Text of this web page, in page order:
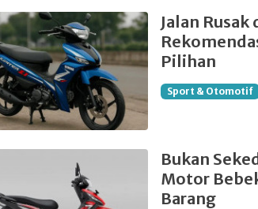
Jalan Rusak
Pilihan
Sport & Otomotif
Bukan
Motor
Barang